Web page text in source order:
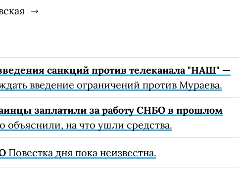
санкций против телеканала "НАШ" —
введение ограничений против Мураева.
заплатили за работу СНБО в прошлом
объяснили, на что ушли средства.
Повестка дня пока неизвестна.